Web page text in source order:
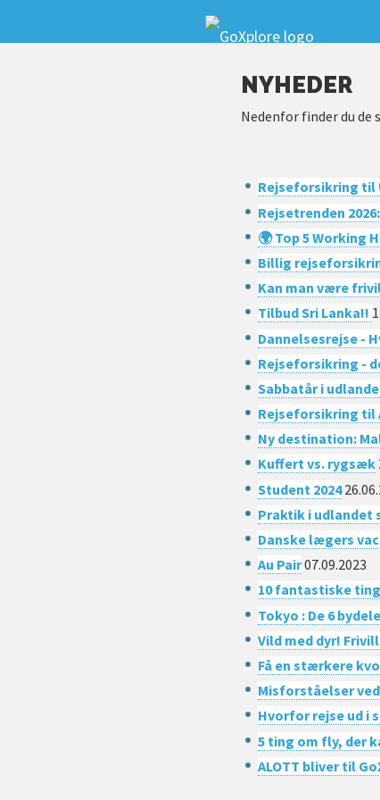
NYHEDER
Nedenfor finder du
Rejseforsikring
Rejsetrenden
🌍 Top 5 Working
Billig
Kan man være
Tilbud Sri Lanka!!
Dannelsesrejse -
Rejseforsikring -
Sabbatår i
Rejseforsikring til
Ny destination:
Kuffert vs. rygsæk
Student 2024
Praktik i udlandet
Danske lægers
Au Pair07.09.2023
​10 fantastiske
Tokyo : De 6
Vild med dyr!
Få en stærkere
Misforståelser
Hvorfor rejse ud i
5 ting om fly, der
ALOTT bliver til